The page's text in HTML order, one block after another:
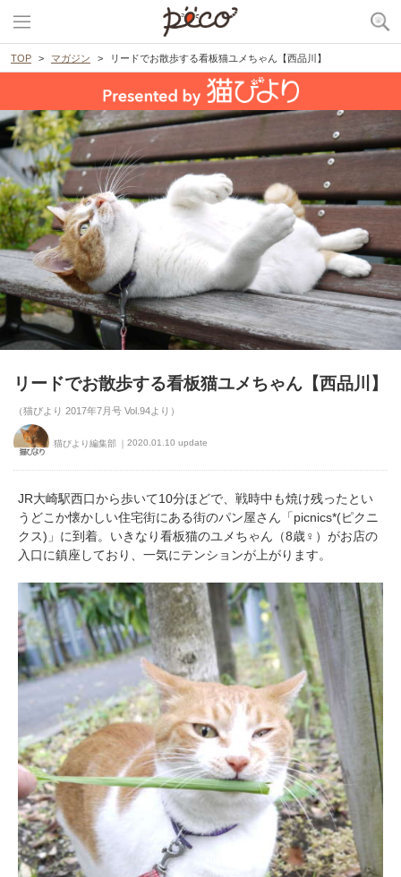
TOP マガジン リードでお散歩する看板猫ユメちゃん【西品川】
リードでお散歩する看板猫ユメちゃん【西品川】
（猫びより 2017年7月号 Vol.94より）
猫びより編集部 2020.01.10 update
JR大崎駅西口から歩いて10分ほどで、戦時中も焼け残ったとい
うどこか懐かしい住宅街にある街のパン屋さん「picnics*(ピクニ
クス)」に到着。いきなり看板猫のユメちゃん（8歳♀）がお店の
入口に鎮座しており、一気にテンションが上がります。